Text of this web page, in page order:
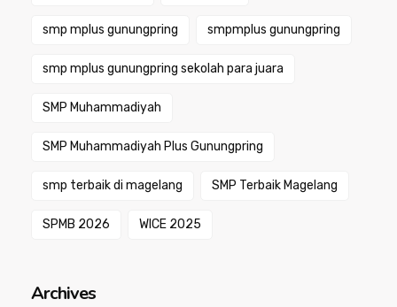
smp mplus gunungpring smpmplus gunungpring
smp mplus gunungpring sekolah para juara
SMP Muhammadiyah
SMP Muhammadiyah Plus Gunungpring
smp terbaik di magelang SMP Terbaik Magelang
SPMB 2026 WICE 2025
Archives